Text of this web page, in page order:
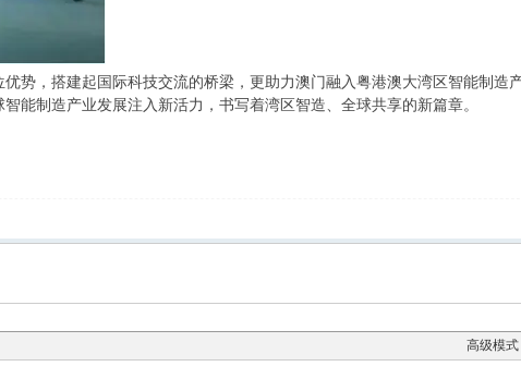
势，搭建起国际科技交流的桥梁，更助力澳门融入粤港澳大湾区智能制造
能制造产业发展注入新活力，书写着湾区智造、全球共享的新篇章。
高级模式